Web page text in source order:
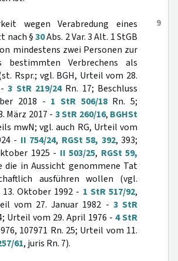
9
wegen Verabredung eines
nach §30Abs. 2 Var. 3 Alt. 1 StGB
mindestens zwei Personen zur
bestimmten Verbrechens als
Rspr.; vgl. BGH, Urteil vom 28.
-3 StR 219/24Rn. 17; Beschluss
2018 - 1 StR 506/18Rn. 5;
März 2017 - 3 StR 260/16, BGHSt
mwN; vgl. auch RG, Urteil vom
- II 754/24, RGSt 58, 392, 393;
1925 - II 503/25, RGSt 59,
die in Aussicht genommene Tat
ausführen wollen (vgl.
Oktober 1992 - 1 StR 517/92,
vom 27. Januar 1982 - 3 StR
Urteil vom 29. April 1976 - 4 StR
107971 Rn. 25; Urteil vom 11.
61, juris Rn. 7).